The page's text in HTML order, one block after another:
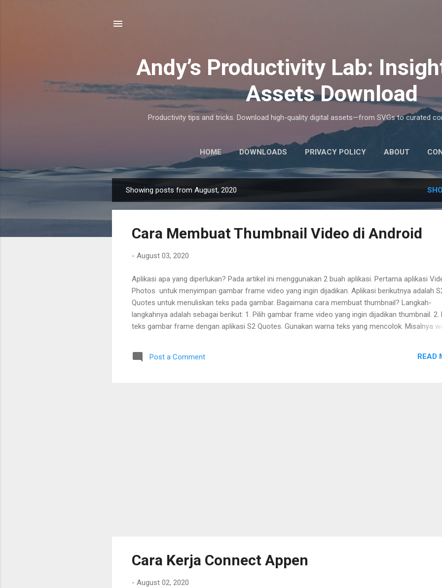
Andy’s Productivity Lab:
Assets Download
Productivity tips and tricks. Download high-quality digital assets—from SVGs to curated
HOME DOWNLOADS PRIVACY POLICY ABOUT
o
Showing posts from August, 2020
Cara Membuat Thumbnail Video di Android
- August 03, 2020
Aplikasi apa yang diperlukan? Pada artikel ini menggunakan 2 buah aplikasi. Pertama aplikasi
Photos untuk menyimpan gambar frame video yang ingin dijadikan. Aplikasi berikutnya adalah
Quotes untuk menuliskan teks pada gambar. Bagaimana cara membuat thumbnail? Langkah-
langkahnya adalah sebagai berikut: 1. Pilih gambar frame video yang ingin dijadikan thumbnail. 2.
teks gambar frame dengan aplikasi S2 Quotes. Gunakan warna teks yang mencolok. Misalnya
Post a Comment READ
Cara Kerja Connect Appen
- August 02, 2020